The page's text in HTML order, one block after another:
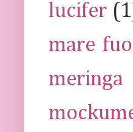
lucifer
mare
meringa